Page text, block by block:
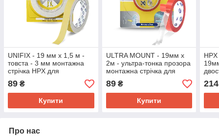
UNIFIX - 19 мм х 1,5 м -
товста - 3 мм монтажна
стрічка HPX для
моментальної фіксації,
біла
89 ₴
Купити
ULTRA MOUNT - 19мм x
2м - ультра-тонка прозора
монтажна стрічка для
непомітних з'єднань
89₴
Купити
Про нас